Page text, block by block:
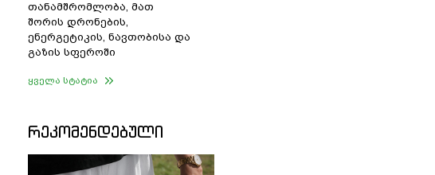
თანამშრომლობა, მათ
შორის დრონების,
ენერგეტიკის, ნავთობისა და
გაზის სფეროში
ყველა სტატია
ᲠᲔᲙᲝᲛᲔᲜᲓᲔᲑᲣᲚᲘ